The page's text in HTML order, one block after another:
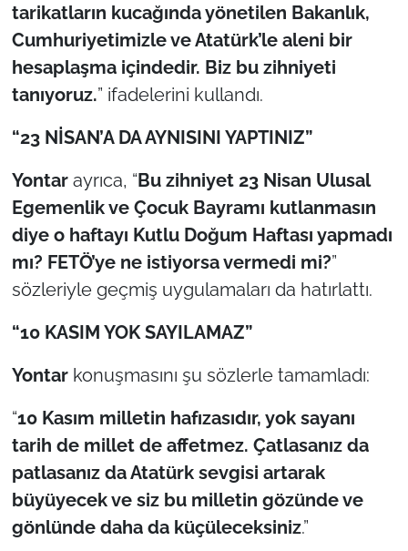
tarikatların kucağında yönetilen Bakanlık,
Cumhuriyetimizle ve Atatürk’le aleni bir
hesaplaşma içindedir. Biz bu zihniyeti
tanıyoruz.” ifadelerini kullandı.
“23 NİSAN’A DA AYNISINI YAPTINIZ”
Yontarayrıca, “Bu zihniyet 23 Nisan Ulusal
Egemenlik ve Çocuk Bayramı kutlanmasın
diye o haftayı Kutlu Doğum Haftası yapmadı
mı? FETÖ’ye ne istiyorsa vermedi mi?”
sözleriyle geçmiş uygulamaları da hatırlattı.
“10 KASIM YOK SAYILAMAZ”
Yontarkonuşmasını şu sözlerle tamamladı:
“10 Kasım milletin hafızasıdır, yok sayanı
tarih de millet de affetmez. Çatlasanız da
patlasanız da Atatürk sevgisi artarak
büyüyecek ve siz bu milletin gözünde ve
gönlünde daha da küçüleceksiniz.”
Gündem-Eğitim